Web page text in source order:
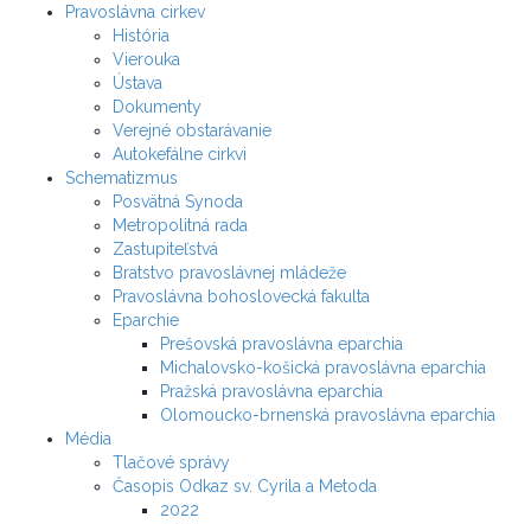
Pravoslávna cirkev
História
Vierouka
Ústava
Dokumenty
Verejné obstarávanie
Autokefálne cirkvi
Schematizmus
Posvätná Synoda
Metropolitná rada
Zastupiteľstvá
Bratstvo pravoslávnej mládeže
Pravoslávna bohoslovecká fakulta
Eparchie
Prešovská pravoslávna eparchia
Michalovsko-košická pravoslávna eparchia
Pražská pravoslávna eparchia
Olomoucko-brnenská pravoslávna eparchia
Média
Tlačové správy
Časopis Odkaz sv. Cyrila a Metoda
2022